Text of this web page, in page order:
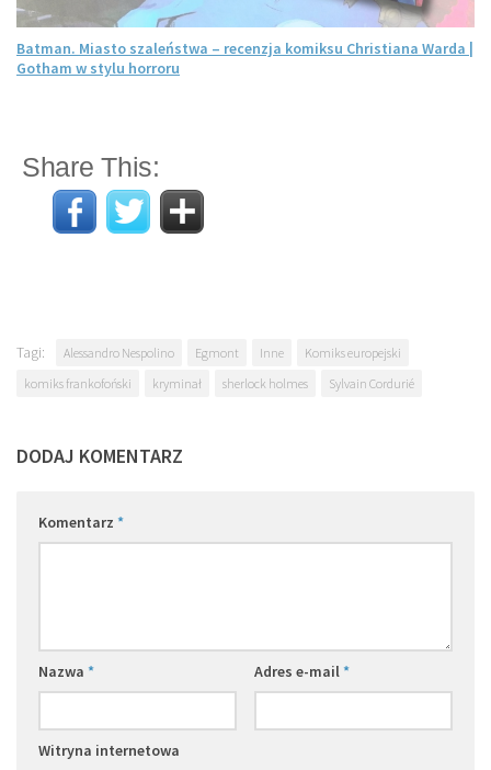
Batman. Miasto szaleństwa – recenzja komiksu Christiana Warda |
Gotham w stylu horroru
Share This:
Tagi: Alessandro Nespolino Egmont Inne
Komiks europejski
komiks frankofoński
kryminał sherlock holmes Sylvain Cordurié
DODAJ KOMENTARZ
Komentarz *
Nazwa * Adres e-mail*
Witryna internetowa